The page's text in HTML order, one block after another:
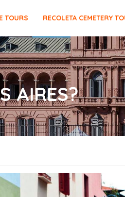
TOURS RECOLETA CEMETERY
AIRES?